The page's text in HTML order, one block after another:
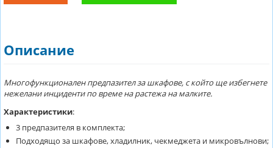
Описание
Многофункционален предпазител за шкафове, с който ще избегнете
нежелани инциденти по време на растежа на малките.
Характеристики:
3 предпазителя в комплекта;
Подходящо за шкафове, хладилник, чекмеджета и микровълнови;